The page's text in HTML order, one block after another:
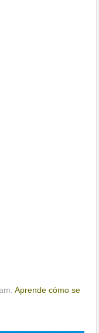
Aprende cómo se